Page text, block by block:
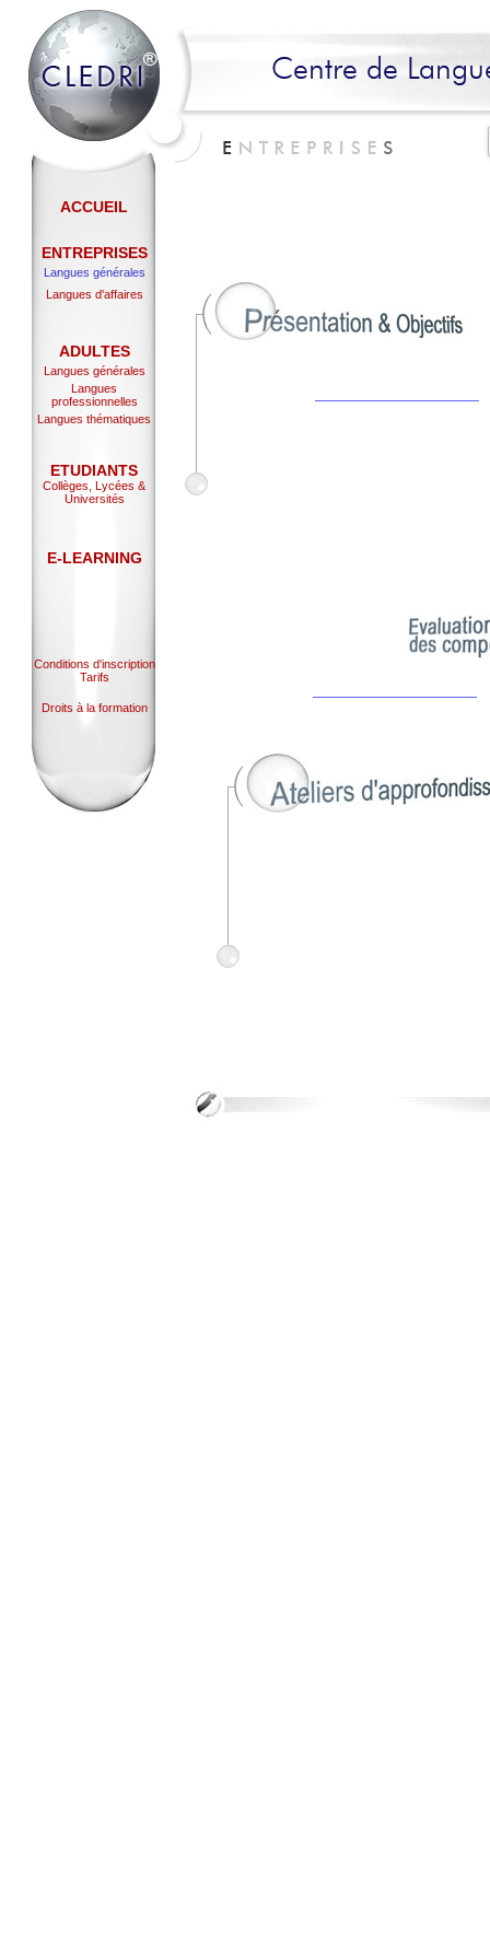
ACCUEIL
ENTREPRISES
Langues générales
Langues d'affaires
ADULTES
Langues générales
Langues
professionnelles
Langues thématiques
ETUDIANTS
Collèges, Lycées &
Universités
E-LEARNING
Conditions d'inscription
Tarifs
Droits à la formation